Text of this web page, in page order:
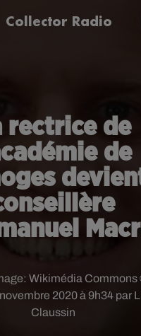
Collector Radio
rectrice de
de
2020 à 9h34 par
Claussin
Wikimédia Commons